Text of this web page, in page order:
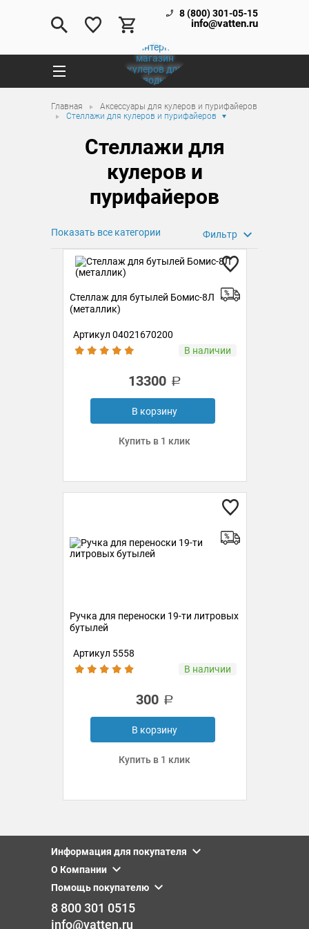
8 (800) 301-05-15
info@vatten.ru
Главная
Аксессуары для кулеров и пурифайеров
Стеллажи для кулеров и пурифайеров
Стеллажи для
кулеров и
пурифайеров
Показать все категории Фильтр
Стеллаж для бутылей Бомис-8Л
(металлик)
Артикул 04021670200
В наличии
13300
В корзину
Купить в 1 клик
Ручка для переноски 19-ти литровых
бутылей
Артикул 5558
В наличии
300
В корзину
Купить в 1 клик
Информация для покупателя
О Компании
Помощь покупателю
8 800 301 0515
info@vatten.ru